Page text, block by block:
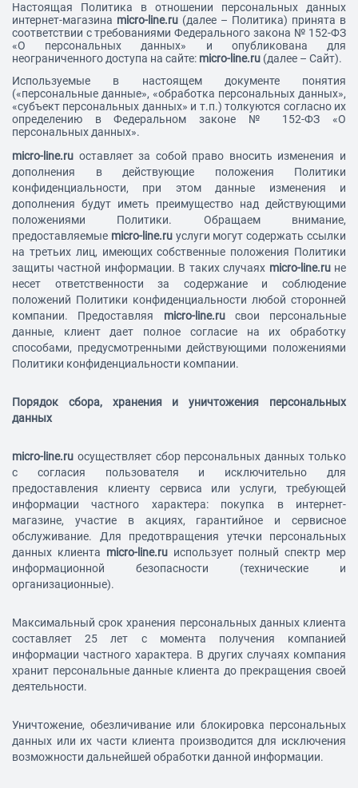
Настоящая Политика в отношении персональных данных
интернет-магазина micro-line.ru (далее – Политика) принята в
соответствии с требованиями Федерального закона № 152-ФЗ
«О персональных данных» и опубликована для
неограниченного доступа на сайте: micro-line.ru (далее – Сайт).
Используемые в настоящем документе понятия
(«персональные данные», «обработка персональных данных»,
«субъект персональных данных» и т.п.) толкуются согласно их
определению в Федеральном законе № 152-ФЗ «О
персональных данных».
micro-line.ru оставляет за собой право вносить изменения и
дополнения в действующие положения Политики
конфиденциальности, при этом данные изменения и
дополнения будут иметь преимущество над действующими
положениями Политики. Обращаем внимание,
предоставляемые micro-line.ruуслуги могут содержать ссылки
на третьих лиц, имеющих собственные положения Политики
защиты частной информации. В таких случаях micro-line.ruне
несет ответственности за содержание и соблюдение
положений Политики конфиденциальности любой сторонней
компании. Предоставляя micro-line.ruсвои персональные
данные, клиент дает полное согласие на их обработку
способами, предусмотренными действующими положениями
Политики конфиденциальности компании.
Порядок сбора, хранения и уничтожения персональных
данных
micro-line.ru осуществляет сбор персональных данных только
с согласия пользователя и исключительно для
предоставления клиенту сервиса или услуги, требующей
информации частного характера: покупка в интернет-
магазине, участие в акциях, гарантийное и сервисное
обслуживание. Для предотвращения утечки персональных
данных клиента micro-line.ruиспользует полный спектр мер
информационной безопасности (технические и
организационные).
Максимальный срок хранения персональных данных клиента
составляет 25 лет с момента получения компанией
информации частного характера. В других случаях компания
хранит персональные данные клиента до прекращения своей
деятельности.
Уничтожение, обезличивание или блокировка персональных
данных или их части клиента производится для исключения
возможности дальнейшей обработки данной информации.